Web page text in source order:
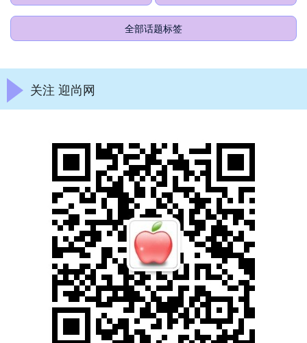
全部话题标签
关注 迎尚网